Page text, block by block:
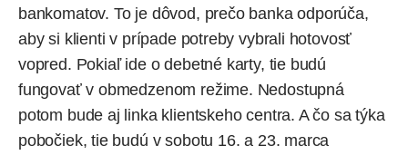
bankomatov. To je dôvod, prečo banka odporúča,
aby si klienti v prípade potreby vybrali hotovosť
vopred. Pokiaľ ide o debetné karty, tie budú
fungovať v obmedzenom režime. Nedostupná
potom bude aj linka klientskeho centra. A čo sa týka
pobočiek, tie budú v sobotu 16. a 23. marca